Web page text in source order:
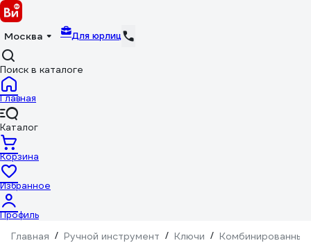
Москва Для юрлиц
Поиск в каталоге
Главная
Каталог
Корзина
Избранное
Профиль
Главная / Ручной инструмент / Ключи / Комбинированные